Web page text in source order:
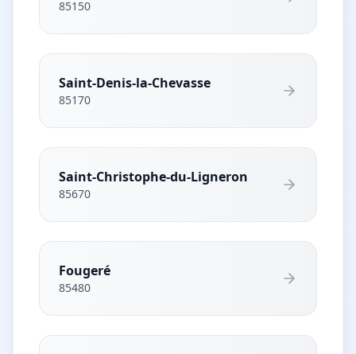
85150
Saint-Denis-la-Chevasse
85170
Saint-Christophe-du-Ligneron
85670
Fougeré
85480